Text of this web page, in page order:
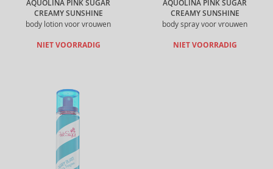
AQUOLINA PINK SUGAR
CREAMY SUNSHINE
body lotion voor vrouwen
NIET VOORRADIG
AQUOLINA PINK SUGAR
CREAMY SUNSHINE
body spray voor vrouwen
NIET VOORRADIG